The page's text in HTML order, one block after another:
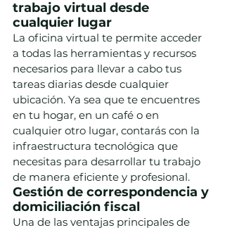
trabajo virtual desde
cualquier lugar
La oficina virtual te permite acceder
a todas las herramientas y recursos
necesarios para llevar a cabo tus
tareas diarias desde cualquier
ubicación. Ya sea que te encuentres
en tu hogar, en un café o en
cualquier otro lugar, contarás con la
infraestructura tecnológica que
necesitas para desarrollar tu trabajo
de manera eficiente y profesional.
Gestión de correspondencia y
domiciliación fiscal
Una de las ventajas principales de